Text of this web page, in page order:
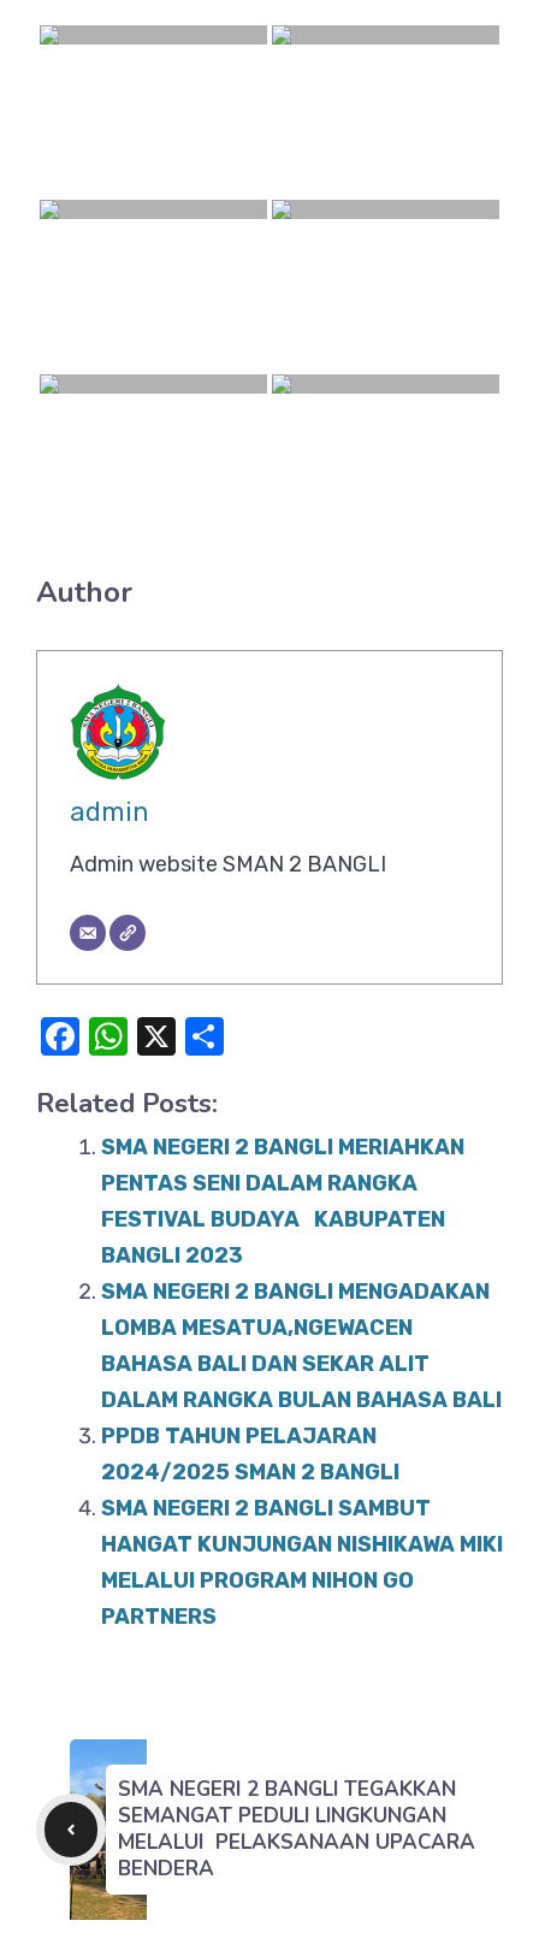
Author
admin
Admin website SMAN 2 BANGLI
F
c
e
k
W
at
s
A
p
p
X
e
Related Posts:
SMA NEGERI 2 BANGLI MERIAHKAN
PENTAS SENI DALAM RANGKA
FESTIVAL BUDAYA KABUPATEN
BANGLI 2023
SMA NEGERI 2 BANGLI MENGADAKAN
LOMBA MESATUA,NGEWACEN
BAHASA BALI DAN SEKAR ALIT
DALAM RANGKA BULAN BAHASA BALI
PPDB TAHUN PELAJARAN
2024/2025 SMAN 2 BANGLI
SMA NEGERI 2 BANGLI SAMBUT
HANGAT KUNJUNGAN NISHIKAWA MIKI
MELALUI PROGRAM NIHON GO
PARTNERS
SMA NEGERI 2 BANGLI TEGAKKAN
SEMANGAT PEDULI LINGKUNGAN
MELALUI PELAKSANAAN UPACARA
BENDERA